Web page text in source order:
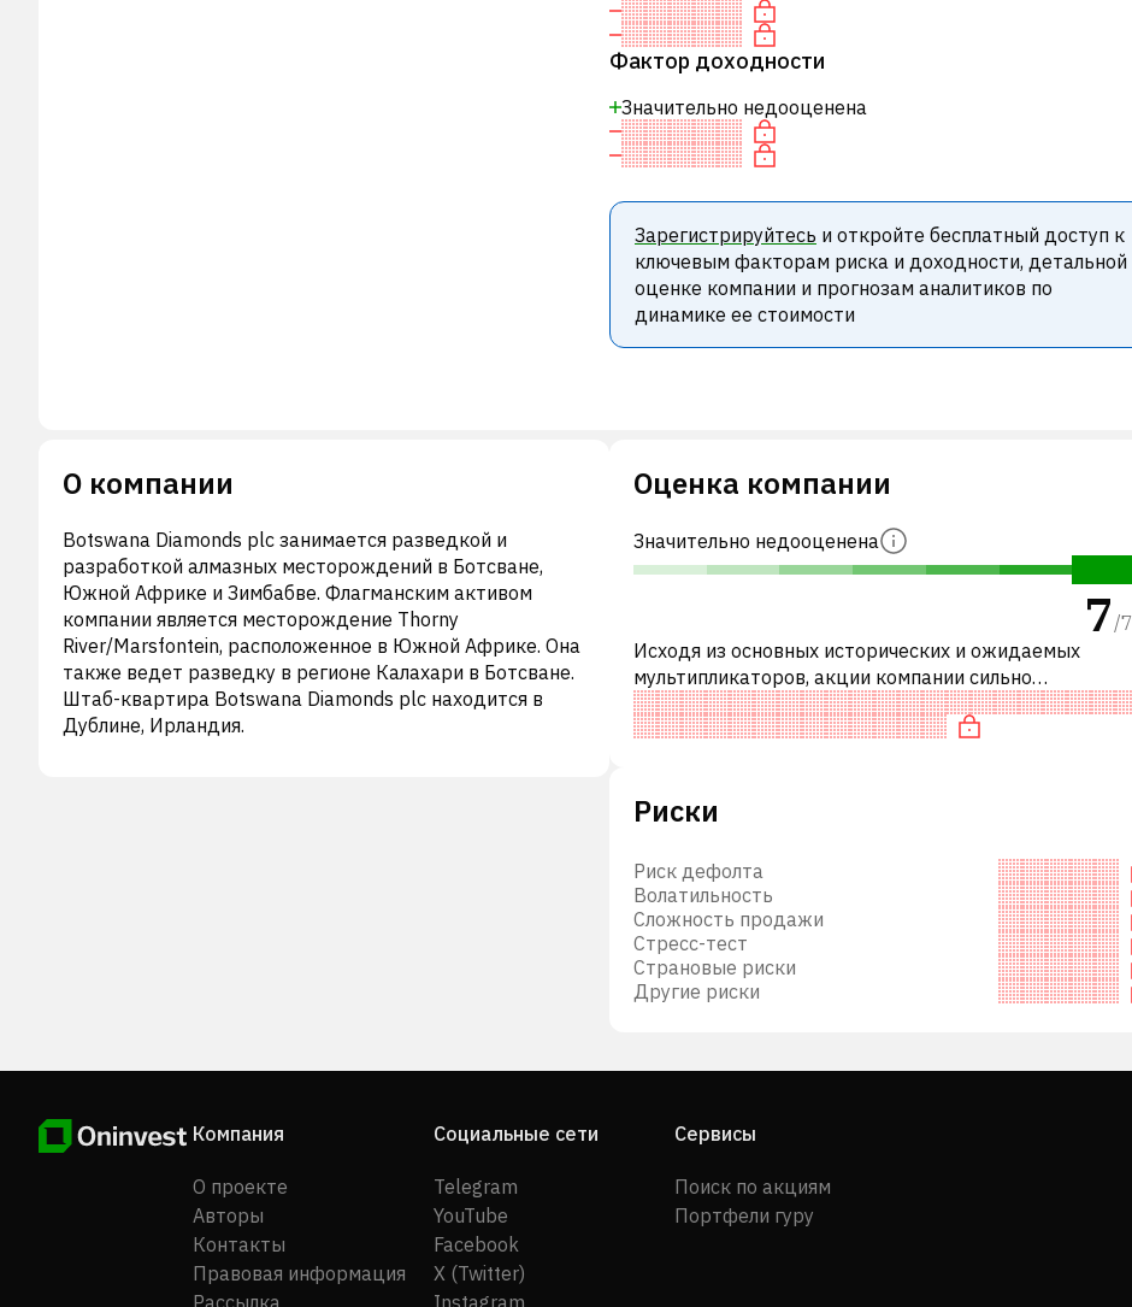
Фактор доходности
Значительно недооценена
Зарегистрируйтесь и откройте бесплатный доступ к
ключевым факторам риска и доходности, детальной
оценке компании и прогнозам аналитиков по
динамике ее стоимости
О компании
Botswana Diamonds plc занимается разведкой и
разработкой алмазных месторождений в Ботсване,
Южной Африке и Зимбабве. Флагманским активом
компании является месторождение Thorny
River/Marsfontein, расположенное в Южной Африке. Она
также ведет разведку в регионе Калахари в Ботсване.
Штаб-квартира Botswana Diamonds plc находится в
Дублине, Ирландия.
Оценка компании
Значительно недооценена
7 /7
Исходя из основных исторических и ожидаемых
мультипликаторов, акции компании сильно
недооценены по сравнению с аналогичными
компаниями.
Риски
Риск дефолта
Волатильность
Сложность продажи
Стресс-тест
Страновые риски
Другие риски
Компания
О проекте
Авторы
Контакты
Правовая информация
Рассылка
Социальные сети
Telegram
YouTube
Facebook
X (Twitter)
Instagram
Сервисы
Поиск по акциям
Портфели гуру